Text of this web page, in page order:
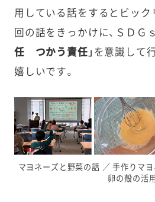
用している話をするとビック
回の話をきっかけに、ＳＤＧ
任 つかう責任」 を意識して
嬉しいです。
マヨネーズと野菜の話 ／ 手作りマヨ
卵の殻の活用